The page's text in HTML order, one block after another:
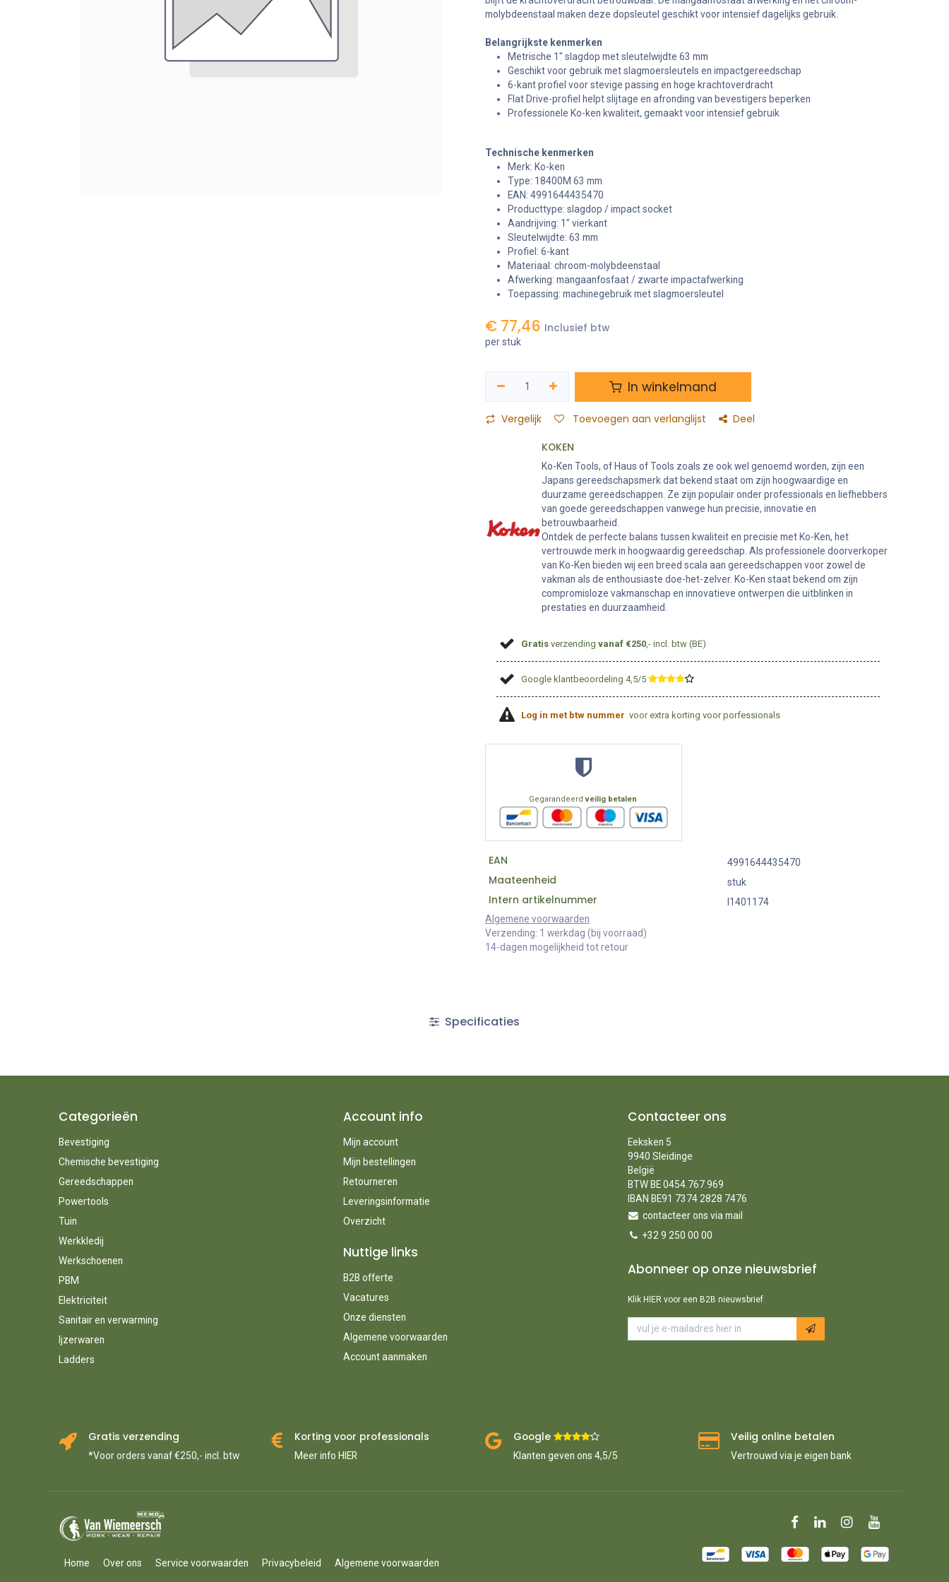
molybdeenstaal maken deze dopsleutel geschikt voor intensief dagelijks gebruik.
Belangrijkste kenmerken
Metrische 1" slagdop met sleutelwijdte 63 mm
Geschikt voor gebruik met slagmoersleutels en impactgereedschap
6-kant profiel voor stevige passing en hoge krachtoverdracht
Flat Drive-profiel helpt slijtage en afronding van bevestigers beperken
Professionele Ko-ken kwaliteit, gemaakt voor intensief gebruik
Technische kenmerken
Merk: Ko-ken
Type: 18400M 63 mm
EAN: 4991644435470
Producttype: slagdop / impact socket
Aandrijving: 1" vierkant
Sleutelwijdte: 63 mm
Profiel: 6-kant
Materiaal: chroom-molybdeenstaal
Afwerking: mangaanfosfaat / zwarte impactafwerking
Toepassing: machinegebruik met slagmoersleutel
€ 77,46 Inclusief btw
per stuk
In winkelmand
Vergelijk Toevoegen aan verlanglijst Deel
KOKEN
Ko-Ken Tools, of Haus of Tools zoals ze ook wel genoemd worden, zijn een
Japans gereedschapsmerk dat bekend staat om zijn hoogwaardige en
duurzame gereedschappen. Ze zijn populair onder professionals en liefhebbers
van goede gereedschappen vanwege hun precisie, innovatie en
betrouwbaarheid.
Ontdek de perfecte balans tussen kwaliteit en precisie met Ko-Ken, het
vertrouwde merk in hoogwaardig gereedschap. Als professionele doorverkoper
van Ko-Ken bieden wij een breed scala aan gereedschappen voor zowel de
vakman als de enthousiaste doe-het-zelver. Ko-Ken staat bekend om zijn
compromisloze vakmanschap en innovatieve ontwerpen die uitblinken in
prestaties en duurzaamheid.
Gratis verzendingvanaf €250 ,- incl. btw (BE)
Google klantbeoordeling 4,5/5 ​
Log in met btw nummer voor extra korting voor porfessionals
Gegarandeerdveilig betalen
EAN 4991644435470
Maateenheid stuk
Intern artikelnummer
I1401174
Algemene voorwaarden
Verzending: 1 werkdag (bij voorraad)
14-dagen mogelijkheid tot retour
Specificaties
Categorieën
Bevestiging
Chemische bevestiging
Gereedschappen
Powertools
Tuin
Werkkledij
Werkschoenen
PBM
Elektriciteit
Sanitair en verwarming
Ijzerwaren
Ladders
Account info
Mijn account
Mijn bestellingen
Retourneren
Leveringsinformatie
Overzicht
Nuttige links
B2B offerte
Vacatures
Onze diensten
Algemene voorwaarden
Account aanmaken
Contacteer ons
Eeksken 5
9940 Sleidinge
België
BTW BE 0454.767.969
IBAN BE91 7374 2828 7476
contacteer ons via mail
+32 9 250 00 00
Abonneer op onze nieuwsbrief
Klik HIER voor een B2B nieuwsbrief
Gratis verzending
*Voor orders vanaf €250,- incl. btw
Korting voor professionals
Meer info HIER
Google ​
Klanten geven ons 4,5/5
Veilig online betalen
Vertrouwd via je eigen bank
Home Over ons Service voorwaarden Privacybeleid Algemene voorwaarden